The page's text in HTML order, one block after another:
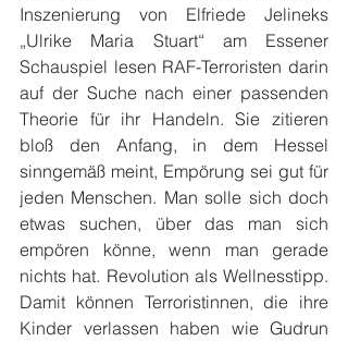
Inszenierung von Elfriede Jelineks
„Ulrike Maria Stuart“ am Essener
Schauspiel lesen RAF-Terroristen darin
auf der Suche nach einer passenden
Theorie für ihr Handeln. Sie zitieren
bloß den Anfang, in dem Hessel
sinngemäß meint, Empörung sei gut für
jeden Menschen. Man solle sich doch
etwas suchen, über das man sich
empören könne, wenn man gerade
nichts hat. Revolution als Wellnesstipp.
Damit können Terroristinnen, die ihre
Kinder verlassen haben wie Gudrun